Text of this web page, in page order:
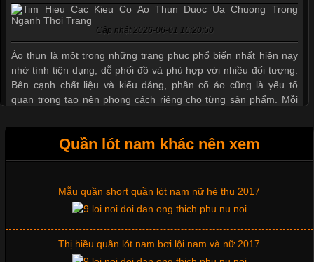
Cập nhật 2026-06-01 16:20:50
Áo thun là một trong những trang phục phổ biến nhất hiện nay
nhờ tính tiện dụng, dễ phối đồ và phù hợp với nhiều đối tượng.
Bên cạnh chất liệu và kiểu dáng, phần cổ áo cũng là yếu tố
quan trọng tạo nên phong cách riêng cho từng sản phẩm. Mỗi
Những Mẫu Áo Thun Đồng Phục Công Ty Được Ưa
Chuộng Hiện Nay
Cập nhật 2026-06-01 14:23:34
Quần lót nam khác nên xem
Mẫu quần short quần lót nam nữ hè thu 2017
Thị hiều quần lót nam bơi lội nam và nữ 2017